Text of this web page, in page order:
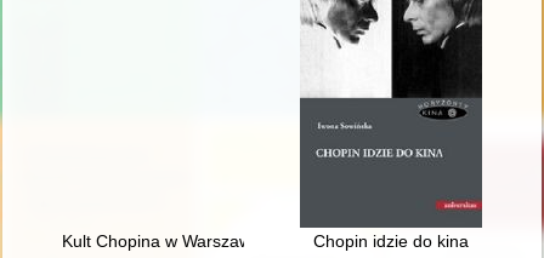
Kult Chopina w Warszawie pod zaborem rosyjskim
Chopin idzie do kina